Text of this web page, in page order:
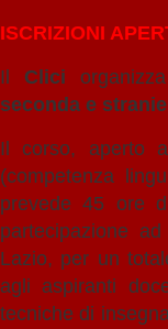
ISCRIZIONI
Il Clici
seconda e
Il corso, aperto
(competenza
prevede 45 ore
partecipazione
Lazio, per un
agli aspiranti
tecniche di